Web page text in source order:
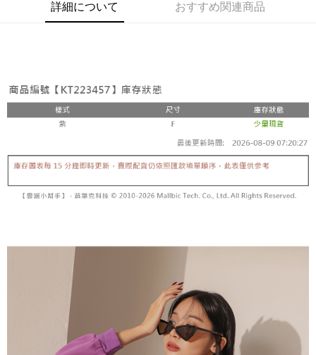
2. 支払い方法で「OP Pay Later」を選択すると、注文が成立した後に自動
的に OP Pay Later の取引プロセスに移行し、携帯番号を確認後、分割払
合、注文は自動的にキャンセルされます。「転専審査」に未通過の状況が
発生した場合は、システムの評価基準に達していないことを意味し、評価
内容についての説明はいたしかねます。
1. 分割払いの金額は電信請求書に統合されず、「OP Pay Later」は毎月の
締め日後に支払いリマインダーのSMSを送信します。
2. SMSのリンクを通じて請求書を開いた後、「コンビニバーコード／台湾
大直営店舗／銀行振込／街口支払い／iPASS MONEY」などのチャネルで
1. 本サービスは「台湾大哥大株式会社」（以下「当社」といいます）によ
って提供され、ユーザーが取引時に本サービスを通じて商品やサービスを
購入できるようにし、店舗が売買／分割払い売買の債権を当社に譲渡した
後、契約に基づいて当社の請求書で帳款を支払うことになります。
2. 「OP Pay Later」を利用する契約関係の目的から、店舗はあなたの個人
情報（名前、電話または住所を含む）を台湾大哥大に提供し、収集、処理
および利用するために、当社があなた本人と分割請求書に必要な情報の確
認、照合および修正を行います。
3. 完全なユーザーサービス規約については、以下のリンクを参照してくだ
一、 AFTEE代金後払いについて
1.お支払い方法でAFTEE代金後払いを選択すると、携帯電話認証ウィンド
4.ご注文が完了すると、携帯に支払い通知のSMSが届きます。アプリ会員
の場合は、AFTEE アプリプッシュ通知が届きます。
5.商品受け取り時のお支払いは不要です。商品を確かめてから、SMSまた
はアプリの通知に従って、4大コンビニ、またはATM/オンラインバンキン
代金納付期限は最短で 14 日以内ですので、ご注意ください。AFTEE アプ
約商品や商品到着日が比較的遅い商品）。そのため、商品到着の有無に関
わらず、AFTEEで指定された期限内にお支払いください。
二、支払い限度額
1.初回 AFTEEを ご利用の際に、認証結果及び当社の審査の結果に基づ
き、限度額が設定されます。
2.決済金額は最低NT$20です。
3.現在、台湾の会員のみご利用いただけます。
ATM払い
付款後全家取貨
配送毎にNT$60、NT$1,600以上で送料無料
已關閉，請勿下單
配送毎にNT$10,000
配送毎にNT$60、NT$1,800以上で送料無料
付款後7-11取貨
配送毎にNT$60、NT$1,600以上で送料無料
詳細について おすすめ関連商品